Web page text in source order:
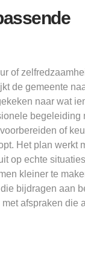
of
de gemeente
naar wat
begeleiding
of
Het plan werkt
op echte
kleiner te
bijdragen aan
afspraken die